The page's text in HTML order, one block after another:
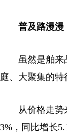
普及路漫漫
虽然是舶来品
庭、大聚集的特
从价格走势来
3%，同比增长